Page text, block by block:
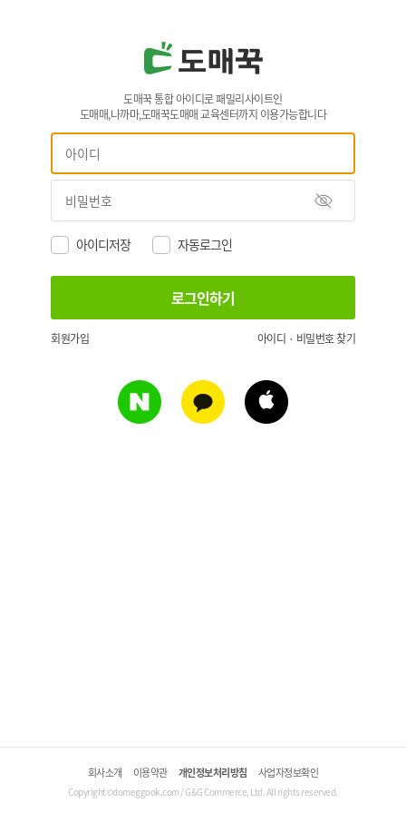
도매꾹 통합 아이디로 패밀리사이트인
도매매,나까마,도매꾹도매매 교육센터까지 이용가능합니다
아이디저장 자동로그인
회원가입 아이디 · 비밀번호 찾기
회사소개 이용약관 개인정보처리방침 사업자정보확인
Copyright©domeggook.com / G&G Commerce, Ltd. All rights reserved.